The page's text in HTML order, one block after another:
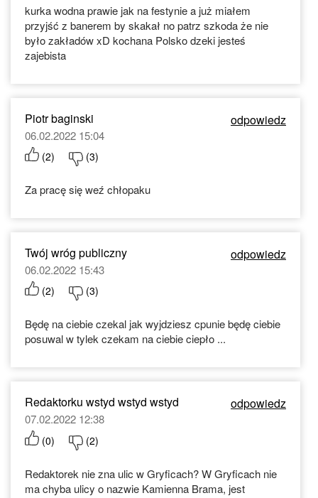
kurka wodna prawie jak na festynie a już miałem
przyjść z banerem by skakał no patrz szkoda że nie
było zakładów xD kochana Polsko dzeki jesteś
zajebista
Piotr baginski odpowiedz
06.02.2022 15:04
(2) (3)
Za pracę się weź chłopaku
Twój wróg publiczny odpowiedz
06.02.2022 15:43
(2) (3)
Będę na ciebie czekal jak wyjdziesz cpunie będę ciebie
posuwal w tylek czekam na ciebie ciepło ...
Redaktorku wstyd wstyd wstyd odpowiedz
07.02.2022 12:38
(0) (2)
Redaktorek nie zna ulic w Gryficach? W Gryficach nie
ma chyba ulicy o nazwie Kamienna Brama, jest